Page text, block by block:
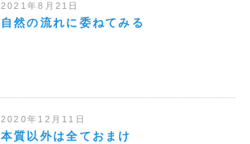
講座・セッション
オンラインサロン
2021年8月21日
自然の流れに委ねてみる
2020年12月11日
本質以外は全ておまけ